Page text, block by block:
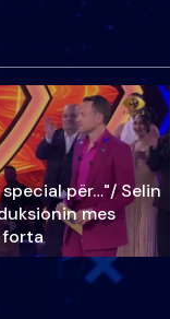
për…"/ Selin
mes
forta